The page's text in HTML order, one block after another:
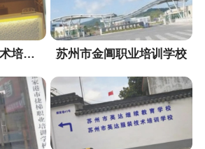
苏州市名流美容艺术培训学校 苏州市金阊职业培训学校